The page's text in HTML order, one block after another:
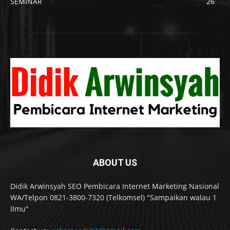
ABOUT US
Didik Arwinsyah SEO Pembicara Internet Marketing Nasional
WA/Telpon 0821-3800-7320 (Telkomsel) "Sampaikan walau 1
Ilmu"